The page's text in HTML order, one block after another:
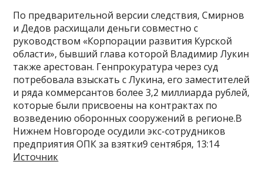
По предварительной версии следствия, Смирнов
и Дедов расхищали деньги совместно с
руководством «Корпорации развития Курской
области», бывший глава которой Владимир Лукин
также арестован. Генпрокуратура через суд
потребовала взыскать с Лукина, его заместителей
и ряда коммерсантов более 3,2 миллиарда рублей,
которые были присвоены на контрактах по
возведению оборонных сооружений в регионе.В
Нижнем Новгороде осудили экс-сотрудников
предприятия ОПК за взятки9 сентября, 13:14
Источник